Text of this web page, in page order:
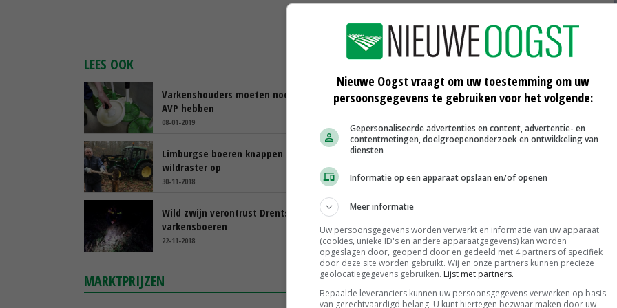
LEES OOK
Varkenshouders moeten noodplan
AVP hebben
08-01-2019
Afrikaanse varkenspest breidt uit in
België en China
Limburgse boeren knappen
wildraster op
30-11-2018 28-11-2018
Wild zwijn verontrust Drentse
varkensboeren
22-11-2018
grootste Chinese bedrijven
19-11-2018
MARKTPRIJZEN
Nieuwe Oogst vraagt om uw toestemming om uw
persoonsgegevens te gebruiken voor het volgende:
Gepersonaliseerde advertenties en content, advertentie- en
contentmetingen, doelgroepenonderzoek en ontwikkeling van
diensten
Informatie op een apparaat opslaan en/of openen
Meer informatie
Uw persoonsgegevens worden verwerkt en informatie van uw apparaat
(cookies, unieke ID's en andere apparaatgegevens) kan worden
opgeslagen door, geopend door en gedeeld met 4 partners of specifiek
door deze site worden gebruikt. Wij en onze partners kunnen precieze
geolocatiegegevens gebruiken. Lijst met partners.
Bepaalde leveranciers kunnen uw persoonsgegevens verwerken op basis
van gerechtvaardigd belang. U kunt hiertegen bezwaar maken door uw